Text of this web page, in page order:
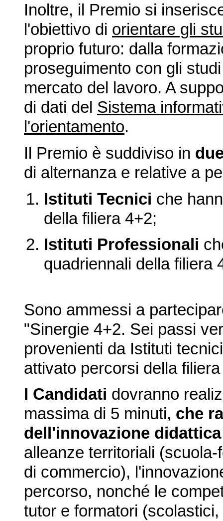
Inoltre, il Premio si
l'obiettivo di orientare gli
proprio futuro: dalla
proseguimento con gli
mercato del lavoro. A
di dati del Sistema
l'orientamento.
Il Premio è suddiviso in
di alternanza e relative a
Istituti Tecnici che
della filiera 4+2;
Istituti Professionali
quadriennali della filiera
Sono ammessi a
"Sinergie 4+2. Sei passi
provenienti da Istituti
attivato percorsi della
I Candidati dovranno
massima di 5 minuti, che
dell'innovazione
alleanze territoriali
di commercio),
percorso, nonché le
tutor e formatori